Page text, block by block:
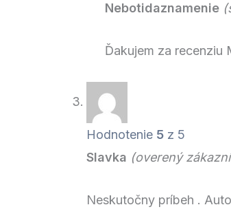
Nebotidaznamenie
Ďakujem za recenziu
Hodnotenie 5 z 5
Slavka (overený
Neskutočny príbeh .